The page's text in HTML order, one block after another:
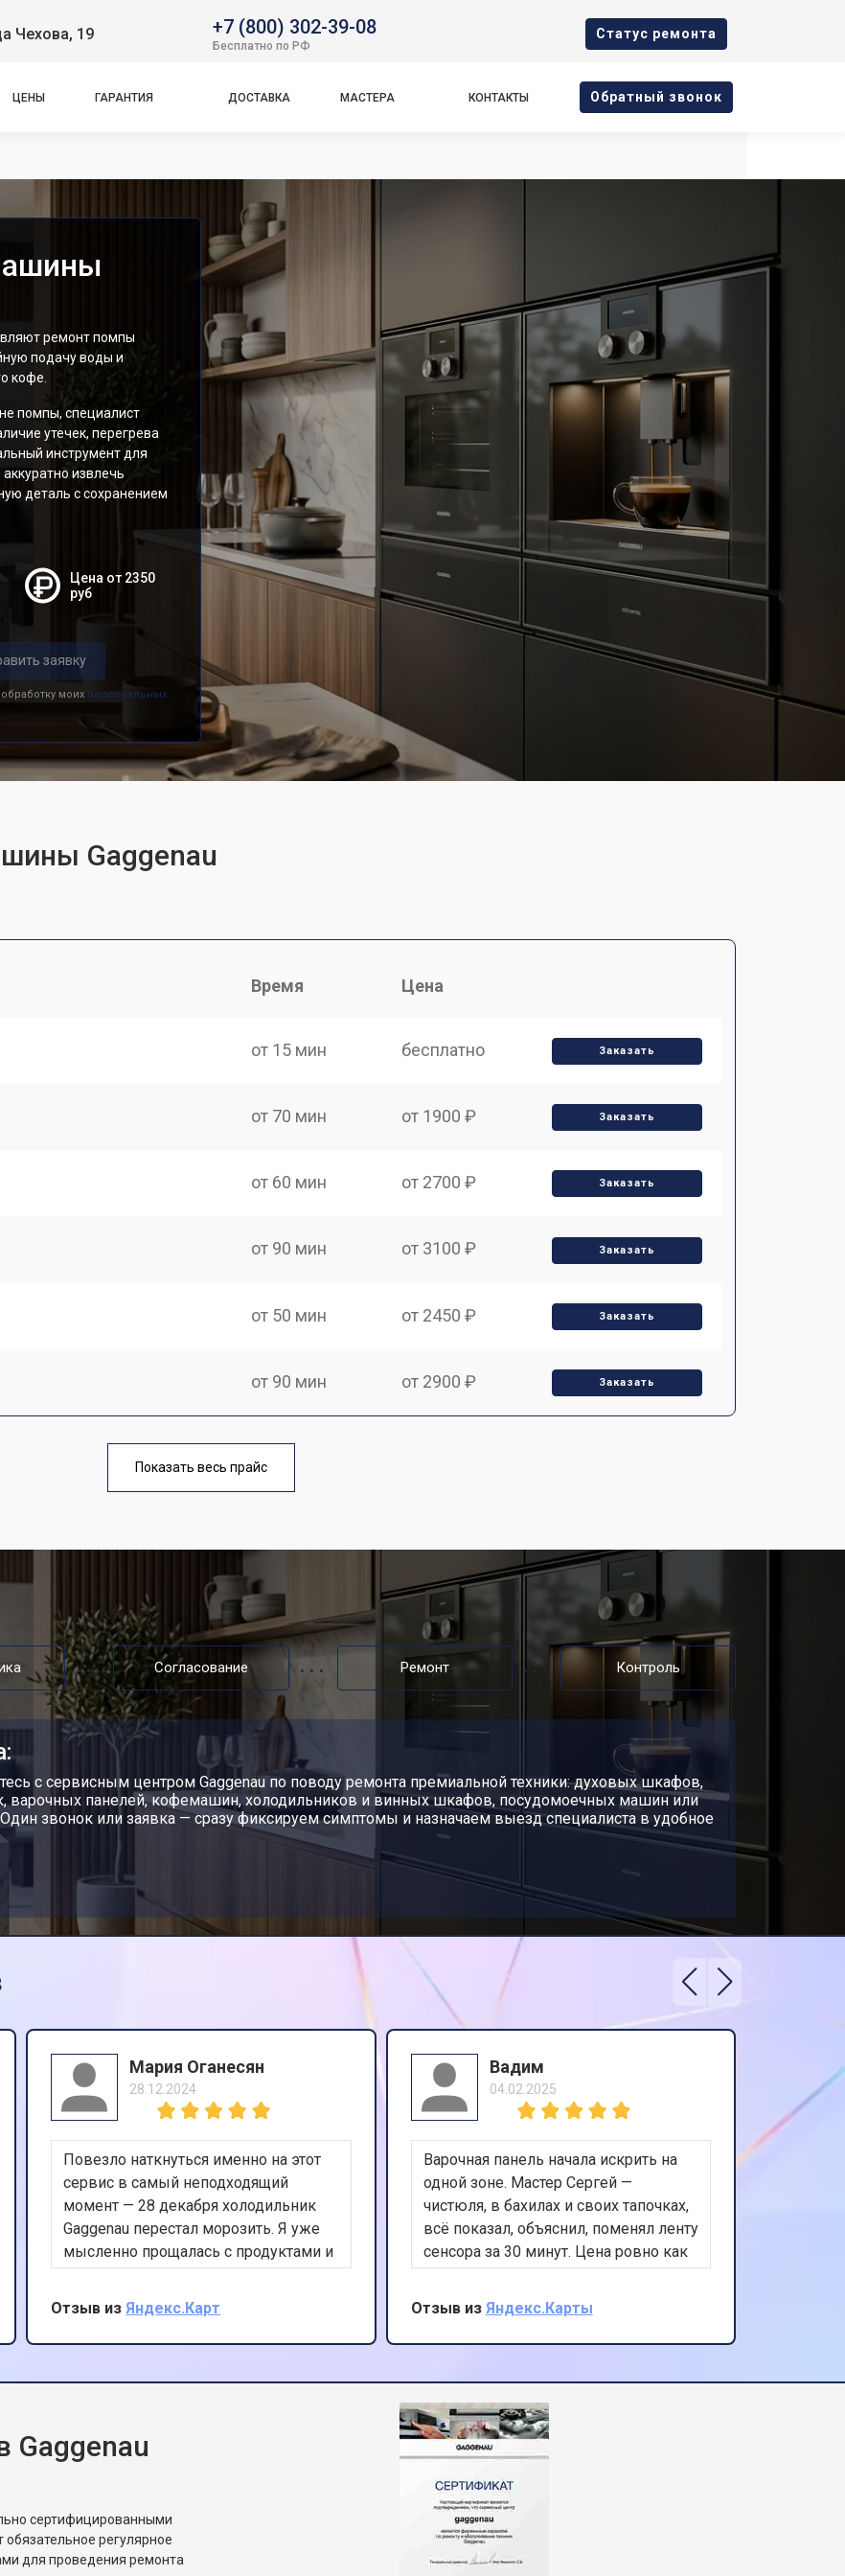
Чехова, 19 +7 (800) 302-39-08
Бесплатно по РФ
Cтатус ремонта
ЦЕНЫ ГАРАНТИЯ ДОСТАВКА МАСТЕРА КОНТАКТЫ Oбратный звонок
ремонт помпы
подачу воды и
кофе.
помпы, специалист
утечек, перегрева
инструмент для
извлечь
деталь с сохранением
Цена от 2350
руб
заявку
моих персональных
Gaggenau
Время Цена
от 15 мин бесплатно Заказать
от 70 мин от 1900 ₽ Заказать
от 60 мин от 2700 ₽ Заказать
от 90 мин от 3100 ₽ Заказать
от 50 мин от 2450 ₽ Заказать
от 90 мин от 2900 ₽ Заказать
от 50 мин
от 50 мин от 2400 ₽
от 80 мин от 2500 ₽ Заказать
Показать весь прайс
Согласование Ремонт Контроль
с сервисным центром Gaggenau по поводу ремонта премиальной техники: духовых шкафов,
варочных панелей, кофемашин, холодильников и винных шкафов, посудомоечных машин или
звонок или заявка — сразу фиксируем симптомы и назначаем выезд специалиста в удобное
Мария Оганесян
28.12.2024
Повезло наткнуться именно на этот
сервис в самый неподходящий
момент — 28 декабря холодильник
Gaggenau перестал морозить. Я уже
мысленно прощалась с продуктами и
Новым годом. Другие сервисы либо
не брались за Gaggenau вообще, либо
называли цену новой техники. Здесь
оператор спокойно выслушал, сказал
телефону, и уже через 2,5 часа
морозилки, которую не видно без
фреон, заменил фильтр-осушитель.
Всё оригинал, чек, гарантия 24 месяца
Отзыв изЯндекс.Карт
Вадим
04.02.2025
Варочная панель начала искрить на
одной зоне. Мастер Сергей —
чистюля, в бахилах и своих тапочках,
всё показал, объяснил, поменял ленту
сенсора за 30 минут. Цена ровно как
по телефону. Спасибо!
Отзыв из Яндекс.Карты
Gaggenau
сертифицированными
регулярное
для проведения ремонта